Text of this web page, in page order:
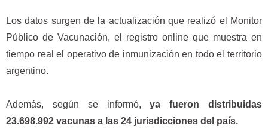
Los datos surgen de la actualización que realizó el Monitor
Público de Vacunación, el registro online que muestra en
tiempo real el operativo de inmunización en todo el territorio
argentino.
Además, según se informó, ya fueron distribuidas
23.698.992 vacunas a las 24 jurisdicciones del país.